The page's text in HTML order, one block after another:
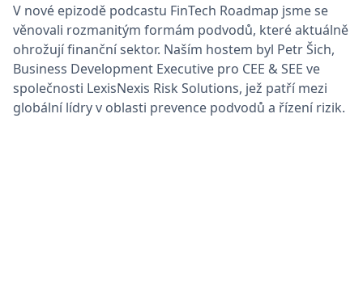
V nové epizodě podcastu FinTech Roadmap jsme se
věnovali rozmanitým formám podvodů, které aktuálně
ohrožují finanční sektor. Naším hostem byl Petr Šich,
Business Development Executive pro CEE & SEE ve
společnosti ⁠LexisNexis Risk Solutions⁠, jež patří mezi
globální lídry v oblasti prevence podvodů a řízení rizik.